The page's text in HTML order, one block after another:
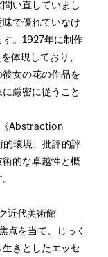
い直していまし
で優れていなけ
。1927年に制作
体現しており、
女の花の作品を
厳密に従うこと
Abstraction
的環境、批評的評
的な卓越性と概
近代美術館
点を当て、じっく
きとしたエッセ